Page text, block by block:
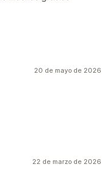
20 de mayo de 2026
22 de marzo de 2026